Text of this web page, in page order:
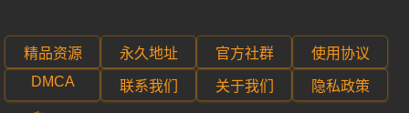
精品资源 永久地址 官方社群
使用协议
DMCA
联系我们 关于我们 隐私政策